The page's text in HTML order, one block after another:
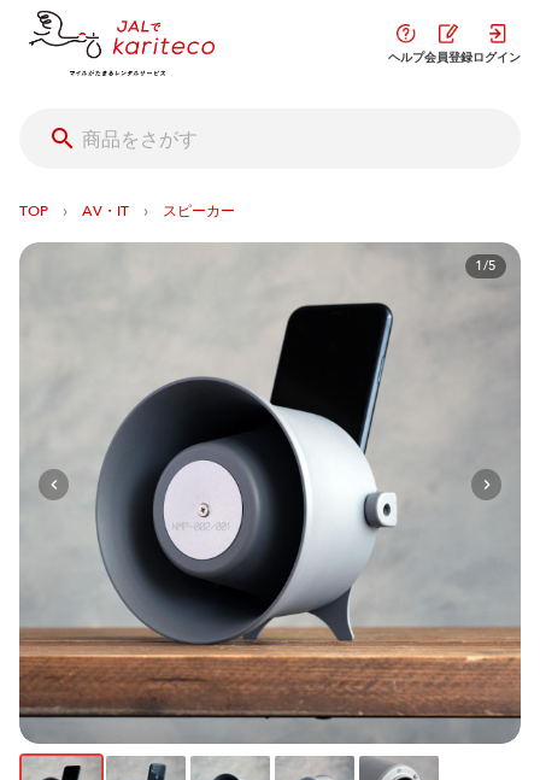
ヘルプ会員登録ログイン
TOP › AV・IT › スピーカー
1/5